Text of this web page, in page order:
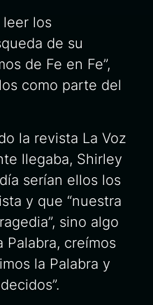
los
de su
de Fe en Fe”,
como parte del
la revista La Voz
llegaba, Shirley
serían ellos los
y que “nuestra
sino algo
Palabra, creímos
la Palabra y